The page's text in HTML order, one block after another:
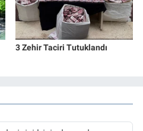
3 Zehir Taciri Tutuklandı